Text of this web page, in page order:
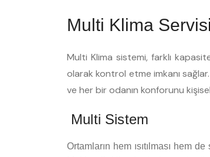
Multi Klima
Multi Klima sistemi, farklı
olarak kontrol etme imkanı sağlar.
ve her bir odanın konforunu
Multi Sistem
Ortamların hem ısıtılması hem